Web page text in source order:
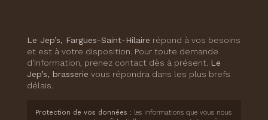
Le Jep’s, Fargues-Saint-Hilaire répond à vos besoins
et est à votre disposition. Pour toute demande
d'information, prenez contact dès à présent. Le
Jep’s, brasserie vous répondra dans les plus brefs
délais.
Protection de vos données : les informations que vous nous